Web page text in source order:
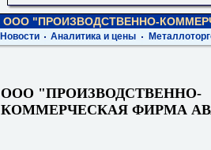
ООО "ПРОИЗВОДСТВЕННО-
Новости Аналитика и цены
ООО "ПРОИЗВОДСТВЕННО-
КОММЕРЧЕСКАЯ ФИРМА